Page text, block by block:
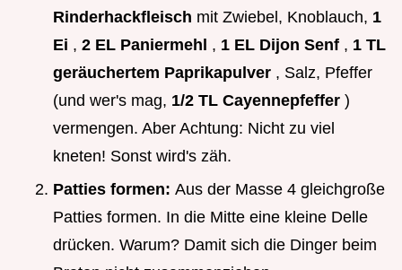
Rinderhackfleisch mit Zwiebel, Knoblauch, 1
Ei , 2 EL Paniermehl , 1 EL Dijon Senf , 1 TL
geräuchertem Paprikapulver , Salz, Pfeffer
(und wer's mag, 1/2 TL Cayennepfeffer )
vermengen. Aber Achtung: Nicht zu viel
kneten! Sonst wird's zäh.
Patties formen: Aus der Masse 4 gleichgroße
Patties formen. In die Mitte eine kleine Delle
drücken. Warum? Damit sich die Dinger beim